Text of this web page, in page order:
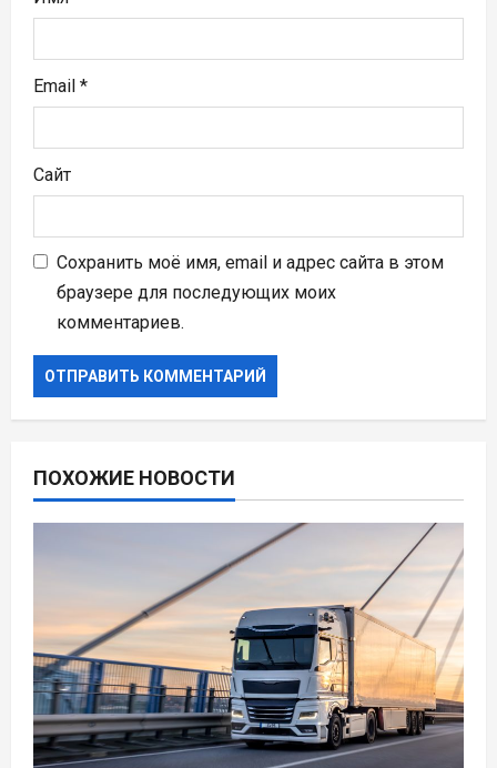
Email *
Сайт
Сохранить моё имя, email и адрес сайта в этом
браузере для последующих моих
комментариев.
ПОХОЖИЕ НОВОСТИ